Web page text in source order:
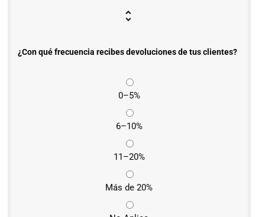
¿Con qué frecuencia recibes devoluciones de tus clientes?
0–5%
6–10%
11–20%
Más de 20%